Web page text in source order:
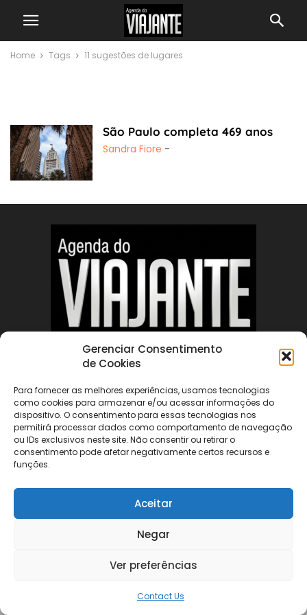
Gerenciar Consentimento
de Cookies
Para fornecer as melhores experiências, usamos tecnologias
como cookies para armazenar e/ou acessar informações do
dispositivo. O consentimento para essas tecnologias nos
permitirá processar dados como comportamento de navegação
ou IDs exclusivos neste site. Não consentir ou retirar o
consentimento pode afetar negativamente certos recursos e
funções.
Aceitar
Negar
Ver preferências
Contact Us
Home Tags 11 sugestões de lugares
São Paulo completa 469 anos
Sandra Fiore -
FOLLOW US
©